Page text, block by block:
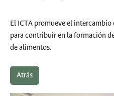
El ICTA promueve el
para contribuir en la formación
de alimentos.
Atrás